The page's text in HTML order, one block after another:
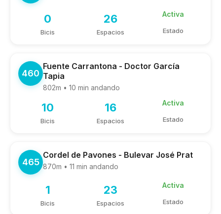
0
Bicis
26
Espacios
Activa
Estado
460
Fuente Carrantona - Doctor García
Tapia
802m • 10 min andando
10
Bicis
16
Espacios
Activa
Estado
465
Cordel de Pavones - Bulevar José Prat
870m • 11 min andando
1
Bicis
23
Espacios
Activa
Estado